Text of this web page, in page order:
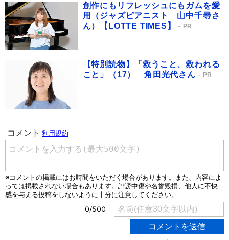
創作にもリフレッシュにもガムを愛
用（ジャズピアニスト 山中千尋さ
ん）【LOTTE TIMES】
PR
【特別読物】「救うこと、救われる
こと」（17） 角田光代さん
PR